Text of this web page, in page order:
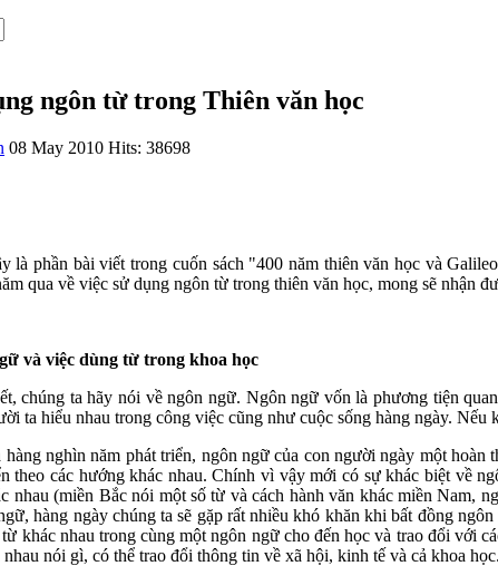
ngôn từ trong Thiên văn học
08 May 2010 Hits: 38698
là phần bài viết trong cuốn sách "400 năm thiên văn học và
qua về việc sử dụng ngôn từ trong thiên văn học, mong sẽ nhận
và việc dùng từ trong khoa học
chúng ta hãy nói về ngôn ngữ. Ngôn ngữ vốn là phương tiện
ta hiểu nhau trong công việc cũng như cuộc sống hàng ngày.
hàng nghìn năm phát triển, ngôn ngữ của con người ngày một
theo các hướng khác nhau. Chính vì vậy mới có sự khác biệt về
nhau (miền Bắc nói một số từ và cách hành văn khác miền
hàng ngày chúng ta sẽ gặp rất nhiều khó khăn khi bất đồng
khác nhau trong cùng một ngôn ngữ cho đến học và trao đổi với
nói gì, có thể trao đổi thông tin về xã hội, kinh tế và cả khoa học.